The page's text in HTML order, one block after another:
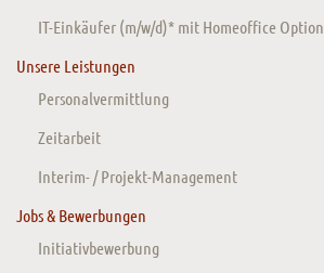
IT-Einkäufer (m/w/d)* mit Homeoffice Option
Unsere Leistungen
Personalvermittlung
Zeitarbeit
Interim- / Projekt-Management
Jobs & Bewerbungen
Initiativbewerbung